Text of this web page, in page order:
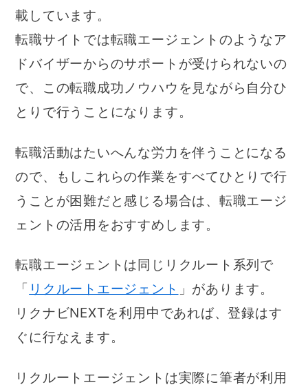
載しています。
転職サイトでは転職エージェントのようなア
ドバイザーからのサポートが受けられないの
で、この転職成功ノウハウを見ながら自分ひ
とりで行うことになります。
転職活動はたいへんな労力を伴うことになる
ので、もしこれらの作業をすべてひとりで行
うことが困難だと感じる場合は、転職エージ
ェントの活用をおすすめします。
転職エージェントは同じリクルート系列で
「 リクルートエージェント 」があります。
リクナビNEXTを利用中であれば、登録はす
ぐに行なえます。
リクルートエージェントは実際に筆者が利用